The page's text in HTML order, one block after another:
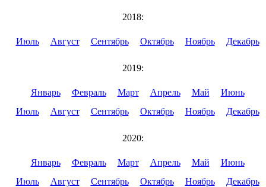
2018:
Июль Август Сентябрь Октябрь Ноябрь Декабрь
2019:
Январь Февраль Март Апрель Май
Июнь
Июль
Август Сентябрь Октябрь Ноябрь Декабрь
2020:
Январь Февраль Март Апрель Май
Июнь
Июль
Август Сентябрь Октябрь Ноябрь Декабрь